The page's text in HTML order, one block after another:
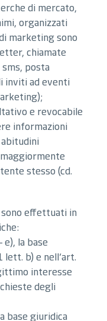
di mercato,
organizzati
marketing sono
chiamate
posta
inviti ad eventi
e revocabile
informazioni
stesso (cd.
effettuati in
la base
lett. b) e nell’art.
interesse
degli
base giuridica